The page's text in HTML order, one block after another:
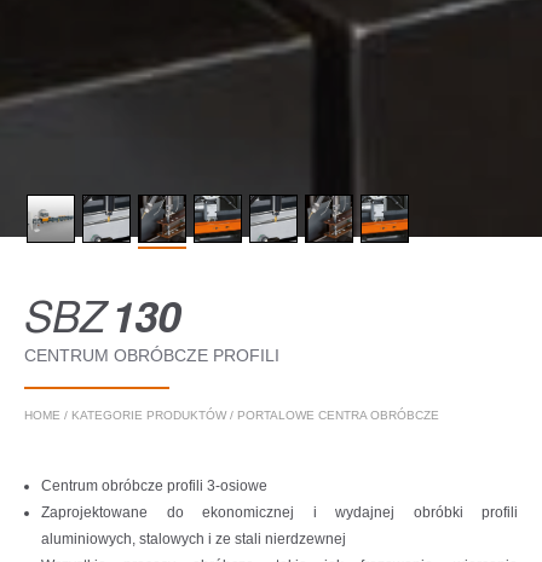
SBZ130
CENTRUM OBRÓBCZE PROFILI
HOME / KATEGORIE PRODUKTÓW/ PORTALOWE CENTRA OBRÓBCZE
Centrum obróbcze profili 3-osiowe
Zaprojektowane do ekonomicznej i wydajnej obróbki profili
aluminiowych, stalowych i ze stali nierdzewnej